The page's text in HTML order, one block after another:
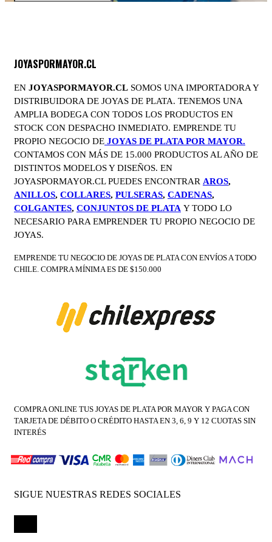
JOYASPORMAYOR.CL
EN JOYASPORMAYOR.CL SOMOS UNA IMPORTADORA Y
DISTRIBUIDORA DE JOYAS DE PLATA. TENEMOS UNA
AMPLIA BODEGA CON TODOS LOS PRODUCTOS EN
STOCK CON DESPACHO INMEDIATO. EMPRENDE TU
PROPIO NEGOCIO DE JOYAS DE PLATA POR MAYOR.
CONTAMOS CON MÁS DE 15.000 PRODUCTOS AL AÑO DE
DISTINTOS MODELOS Y DISEÑOS. EN
JOYASPORMAYOR.CL PUEDES ENCONTRAR AROS,
ANILLOS, COLLARES, PULSERAS, CADENAS,
COLGANTES, CONJUNTOS DE PLATA Y TODO LO
NECESARIO PARA EMPRENDER TU PROPIO NEGOCIO DE
JOYAS.
EMPRENDE TU NEGOCIO DE JOYAS DE PLATA CON ENVÍOS A TODO
CHILE. COMPRA MÍNIMA ES DE $150.000
COMPRA ONLINE TUS JOYAS DE PLATA POR MAYOR Y PAGA CON
TARJETA DE DÉBITO O CRÉDITO HASTA EN 3, 6, 9 Y 12 CUOTAS SIN
INTERÉS
SIGUE NUESTRAS REDES SOCIALES